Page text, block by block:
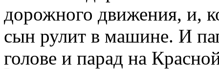
дорожного движения, и,
сын рулит в машине. И
голове и парад на